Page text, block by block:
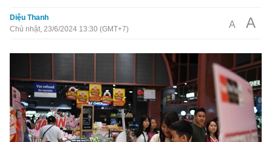
Diệu Thanh
Chủ nhật, 23/6/2024 13:30 (GMT+7)
A A